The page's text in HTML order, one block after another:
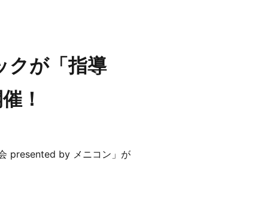
クが「指導
！
presented by メニコン」が